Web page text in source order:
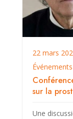
22 mars
sur la
Une